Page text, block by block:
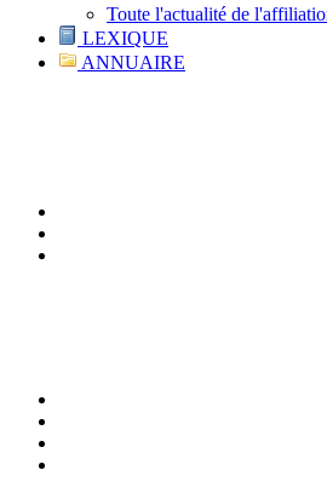
Toute l'actualité de
LEXIQUE
ANNUAIRE